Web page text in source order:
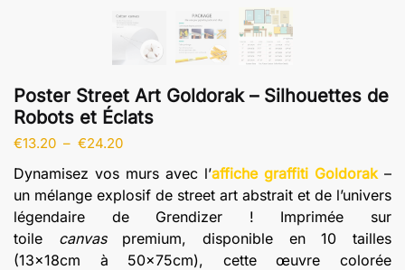
Poster Street Art Goldorak – Silhouettes de
Robots et Éclats
€13.20 – €24.20Plage
prix :
€13.20
à
€24.20
Dynamisez vos murs avec l’affiche graffiti Goldorak –
un mélange explosif de street art abstrait et de l’univers
légendaire de Grendizer ! Imprimée sur
toile canvaspremium, disponible en 10 tailles
(13x18cm à 50x75cm), cette œuvre colorée